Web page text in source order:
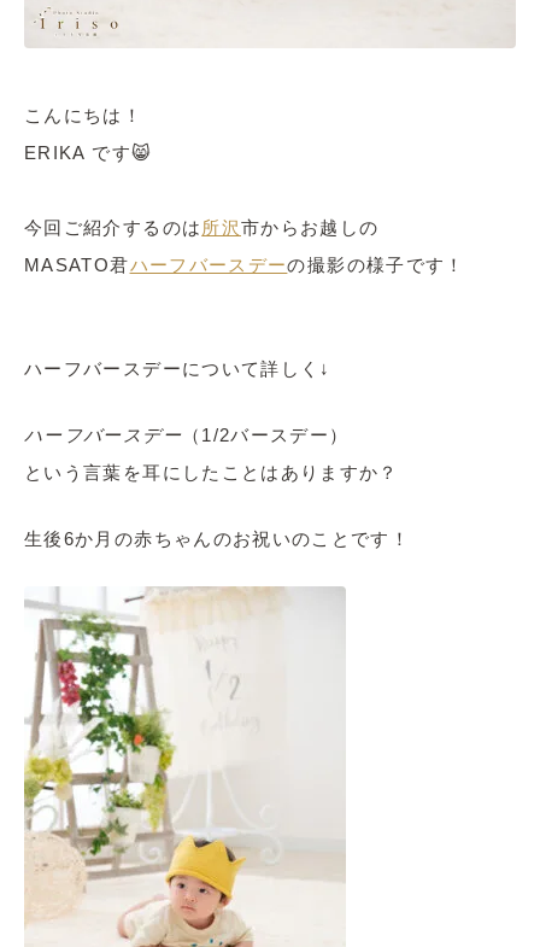
こんにちは！
ERIKA です😸
今回ご紹介するのは 所沢市からお越しの
MASATO君ハーフバースデーの撮影の様子です！
ハーフバースデーについて詳しく↓
ハーフバースデー （1/2バースデー）
という言葉を耳にしたことはありますか？
生後6か月の赤ちゃんのお祝いのことです！